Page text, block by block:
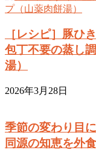
［レシピ］豚ひ
包丁不要の蒸し
湯）
2026年3月28日
季節の変わり目
同源の知恵を外